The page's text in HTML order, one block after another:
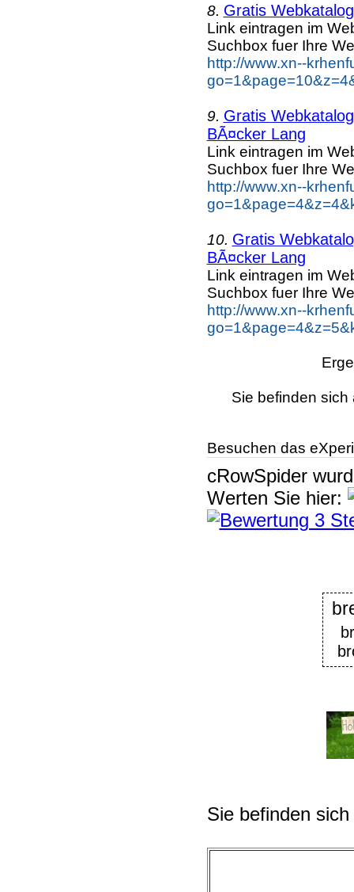
8. Gratis
Link eintragen im
Suchbox fuer Ihre
http://www.xn--
9. Gratis
BÃ¤cker Lang
Link eintragen im
Suchbox fuer Ihre
http://www.xn--
10. Gratis
BÃ¤cker Lang
Link eintragen im
Suchbox fuer Ihre
http://www.xn--
Sie befinden
Besuchen das
cRowSpider
Werten Sie hier:
Sie befinden